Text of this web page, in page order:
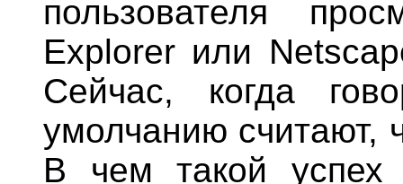
пользователя
Explorer или
Сейчас, когда
умолчанию считают,
В чем такой успех